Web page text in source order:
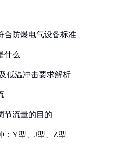
合防爆电气设备标准
什么
低温冲击要求解析
节流量的目的
：Y型、J型、Z型